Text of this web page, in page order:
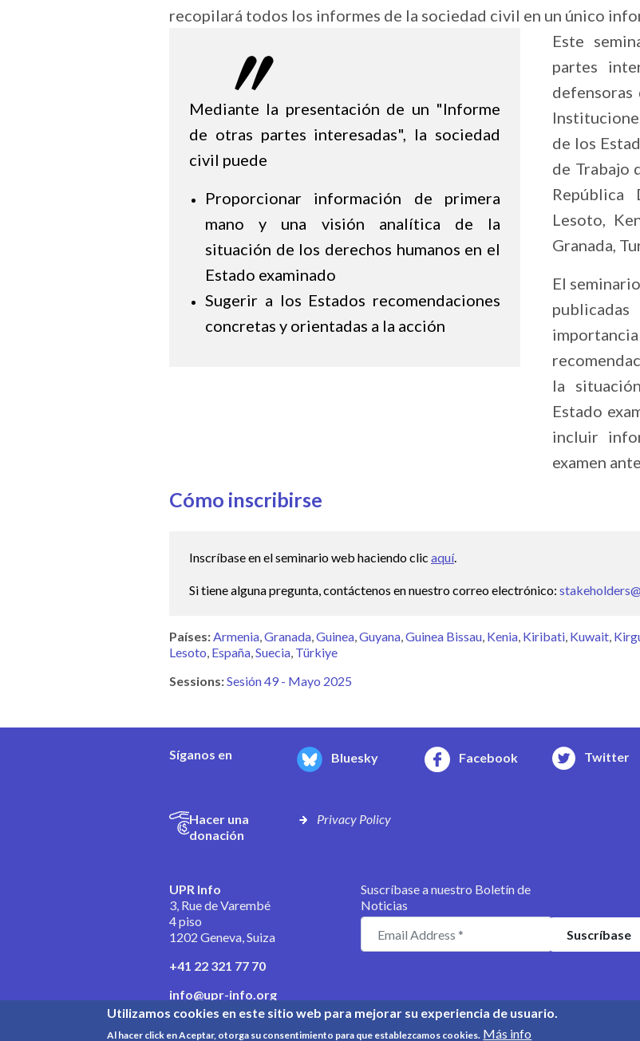
recopilará todos los informes de la sociedad civil en un único
Mediante la presentación de un "Informe
de otras partes interesadas", la sociedad
civil puede
Proporcionar información de primera
mano y una visión analítica de la
situación de los derechos humanos en el
Estado examinado
Sugerir a los Estados recomendaciones
concretas y orientadas a la acción
Este
partes
defensoras
de los
de Trabajo
República
Lesoto,
Granada,
El
la
Estado
incluir
examen
Cómo inscribirse
Inscríbase en el seminario web haciendo clic aquí.
Si tiene alguna pregunta, contáctenos en nuestro correo electrónico:
Países:Armenia Granada Guinea Guyana Guinea Bissau Kenia Kiribati Kuwait
Lesoto España Suecia Türkiye
Sessions:Sesión 49 - Mayo 2025
Síganos en Bluesky Facebook Twitter
Hacer una
donación
Privacy Policy
UPR Info
3, Rue de Varembé
4 piso
1202 Geneva, Suiza
+41 22 321 77 70
info@upr-info.org
Suscríbase a nuestro Boletín de
Noticias
© Copyright 2008-
Utilizamos cookies en este sitio web para mejorar su experiencia de usuario.
Al hacer click en Aceptar, otorga su consentimiento para que establezcamos cookies. Más info